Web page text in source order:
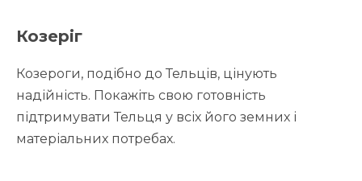
Козеріг
Козероги, подібно до Тельців, цінують
надійність. Покажіть свою готовність
підтримувати Тельця у всіх його земних і
матеріальних потребах.